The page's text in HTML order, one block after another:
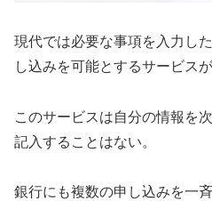
現代では必要な事項を入力し
し込みを可能とするサービスが
このサービスは自分の情報を
記入することはない。
銀行にも複数の申し込みを一